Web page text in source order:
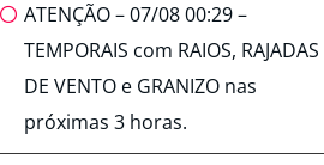
ATENÇÃO – 07/08 00:29 –
TEMPORAIS com RAIOS, RAJADAS
DE VENTO e GRANIZO nas
próximas 3 horas.